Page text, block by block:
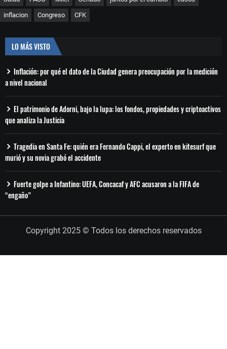
inflacion Congreso CFK
LO MÁS VISTO
Inflación: por qué el dato de la Ciudad genera preocupación por la medición
a nivel nacional
El patrimonio de Adorni, bajo la lupa: los fondos, propiedades y criptoactivos
que analiza la Justicia
Tragedia en Santa Fe: quién era Fernando Cappi, el experto en kitesurf que
murió y su novia grabó el accidente
Fuerte golpe a Infantino: UEFA, Concacaf y AFC acusaron a la FIFA de
“engaño”
Copyright 2025 © Todos los derechos reservados